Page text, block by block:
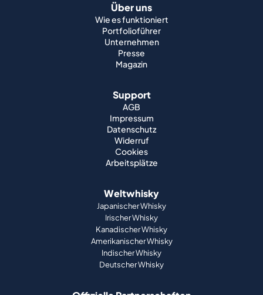
Über uns
Wie es funktioniert
Portfolioführer
Unternehmen
Presse
Magazin
Support
AGB
Impressum
Datenschutz
Widerruf
Cookies
Arbeitsplätze
Weltwhisky
Japanischer Whisky
Irischer Whisky
Kanadischer Whisky
Amerikanischer Whisky
Indischer Whisky
Deutscher Whisky